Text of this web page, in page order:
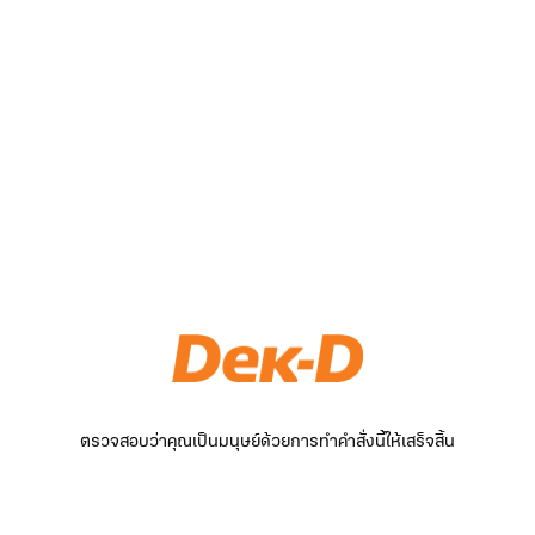
ตรวจสอบว่าคุณเป็นมนุษย์ด้วยการทำคำสั่งนี้ให้เสร็จสิ้น